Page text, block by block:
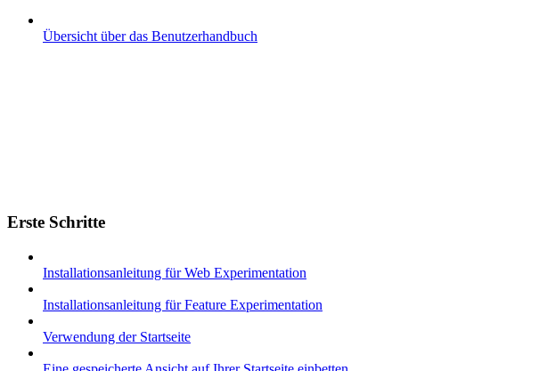
Übersicht über das Benutzerhandbuch
Erste Schritte
Installationsanleitung für Web Experimentation
Installationsanleitung für Feature Experimentation
Verwendung der Startseite